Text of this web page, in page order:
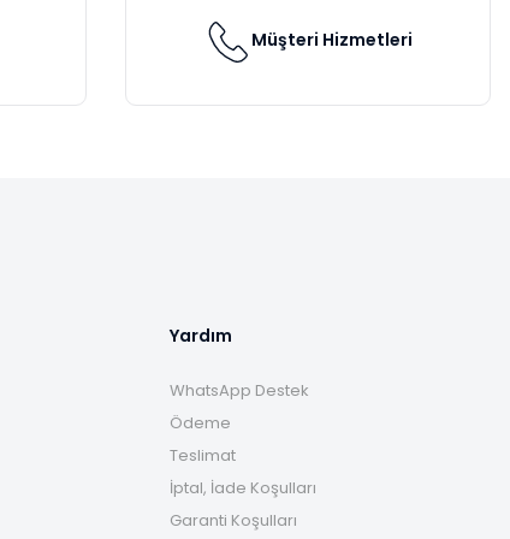
Müşteri Hizmetleri
Yardım
WhatsApp Destek
Ödeme
Teslimat
İptal, İade Koşulları
Garanti Koşulları